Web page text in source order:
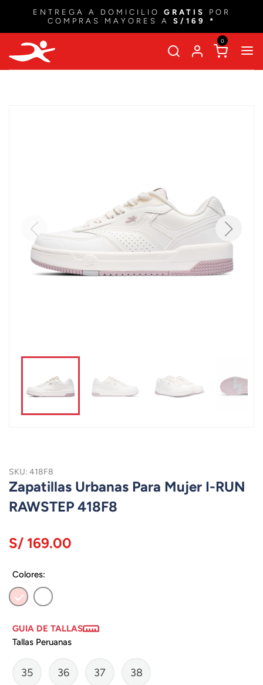
OBTÉN15% DSCTOEN TU PRIMERA COMPRA
CON EL CUPÓN'BIENVENIDOIRUN'
0
SKU: 418F8
Zapatillas Urbanas Para Mujer I-RUN
RAWSTEP 418F8
S/ 169.00
Colores:
GUIA DE TALLAS
Tallas Peruanas
35 36 37 38